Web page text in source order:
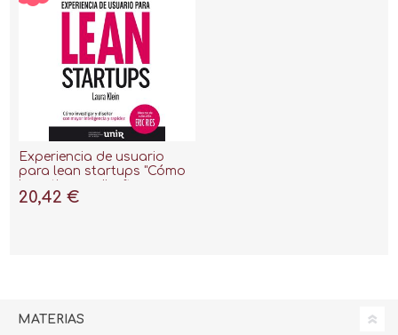
Experiencia de usuario
para lean startups "Cómo
mayor inteligencia y
20,42 €
MATERIAS